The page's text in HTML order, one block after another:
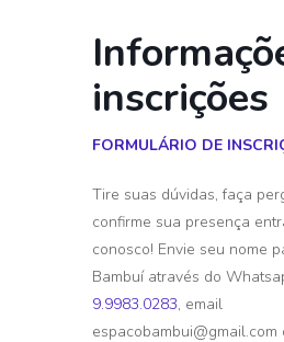
inscrições
FORMULÁRIO DE
Tire suas dúvidas, faça
confirme sua presença
conosco! Envie seu nome
Bambuí através do
9.9983.0283, email
espacobambui@gmail.com